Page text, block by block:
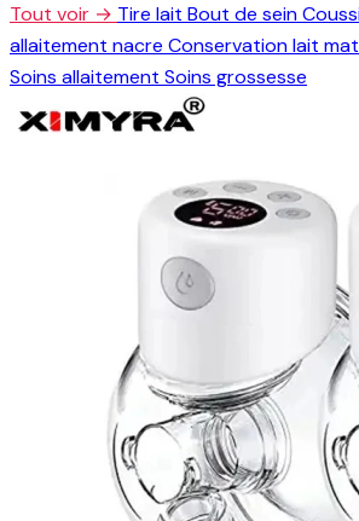
Tout voir → Tire lait Bout de sein
allaitement nacre Conservation lait
Soins allaitement Soins grossesse